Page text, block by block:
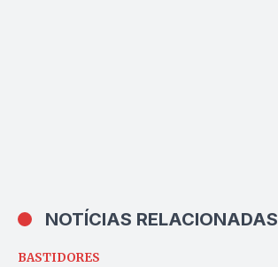
NOTÍCIAS RELACIONADAS
BASTIDORES